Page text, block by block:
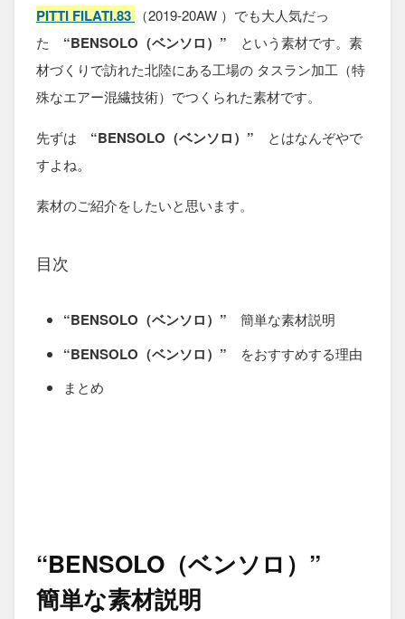
PITTI FILATI.83
（2019-20AW ）でも大人気だっ
た “BENSOLO（ベンソロ）” という素材です。素
材づくりで訪れた北陸にある工場の タスラン加工（特
殊なエアー混繊技術）でつくられた素材です。
先ずは “BENSOLO（ベンソロ）” とはなんぞやで
すよね。
素材のご紹介をしたいと思います。
目次
“BENSOLO（ベンソロ）” 簡単な素材説明
“BENSOLO（ベンソロ）”
をおすすめする理由
まとめ
“BENSOLO（ベンソロ）”
簡単な素材説明